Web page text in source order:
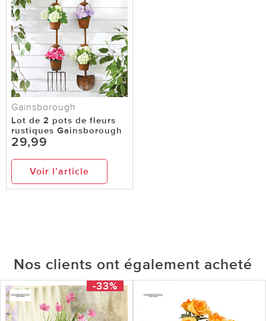
Gainsborough
Lot de 2 pots de fleurs
rustiques Gainsborough
29,99
Voir l’article
Nos clients ont également acheté
-33%